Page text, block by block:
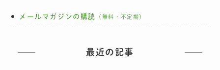
メールマガジンの購読 （無料・不定期）
最近の記事